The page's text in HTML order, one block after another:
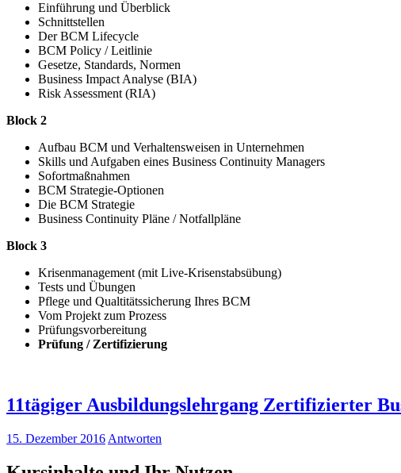
Einführung und Überblick
Schnittstellen
Der BCM Lifecycle
BCM Policy / Leitlinie
Gesetze, Standards, Normen
Business Impact Analyse (BIA)
Risk Assessment (RIA)
Block 2
Aufbau BCM und Verhaltensweisen in Unternehmen
Skills und Aufgaben eines Business Continuity Managers
Sofortmaßnahmen
BCM Strategie-Optionen
Die BCM Strategie
Business Continuity Pläne / Notfallpläne
Block 3
Krisenmanagement (mit Live-Krisenstabsübung)
Tests und Übungen
Pflege und Qualtitätssicherung Ihres BCM
Vom Projekt zum Prozess
Prüfungsvorbereitung
Prüfung / Zertifizierung
11tägiger Ausbildungslehrgang Zertifizierter
15. Dezember 2016 Antworten